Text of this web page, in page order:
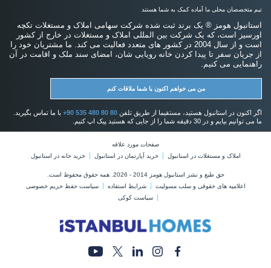
تیم متخصصان محلی ما آماده کمک به شما هستند
استانبول هومز ® یک برند ثبت شده شرکت سهامی املاک و مستغلات تکچه
اورسیز است، که یک شرکت بین المللی املاک و مستغلات در خارج از کشور
است و از سال 2004 در کشور های متعدد فعالیت می کند. ما مشتریان خود را
از جریان سفر تا پیدا کردن خانه رویایی شان، امضای سند ملک و اقامت در آن
راهنمایی می کنیم.
من می خواهم اکنون با شما ملاقات کنم
اگر اکنون در استانبول هستید، مستقیما از طریق تلفن +90 535 480 80 80 با ما تماس بگیرید.
ما می توانیم بیایم و در 30 دقیقه شما را از جایی که هستید پیک اپ کنیم.
صفحات مورد علاقه
املاک و مستغلات در استانبول
خرید آپارتمان در استانبول خرید خانه در استانبول
حق طبع و نشر استانبول هومز 2014 - 2026. همه حقوق محفوظ است.
اعلامیه های خقوقی و سلب مسولیت
شرایط استفاده
سیاست حفظ حریم خصوصی
سیاست کوکی